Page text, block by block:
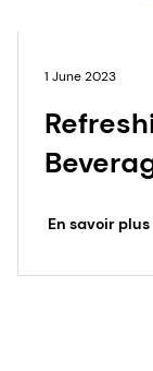
1 June 2023
En savoir plus